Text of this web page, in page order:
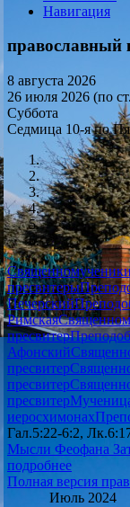
Навигация
православный
8 августа 2026
26 июля 2026 (по
Суббота
Седмица 10-я по
пресвитеры
Печерский
Римская
пресвитер
Афонский
пресвитер
пресвитер
пресвитер
иеросхимонах
Гал.5:22-6:2,
Мысли Феофана
подробнее
Полная версия
Июль 2024